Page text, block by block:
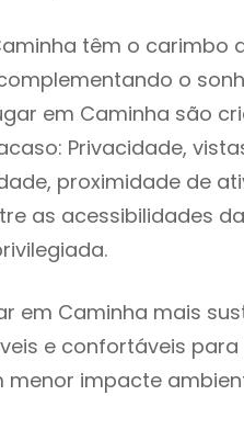
têm o carimbo
o
em Caminha são
Privacidade,
proximidade de
as acessibilidades
em Caminha mais
e confortáveis
menor impacte